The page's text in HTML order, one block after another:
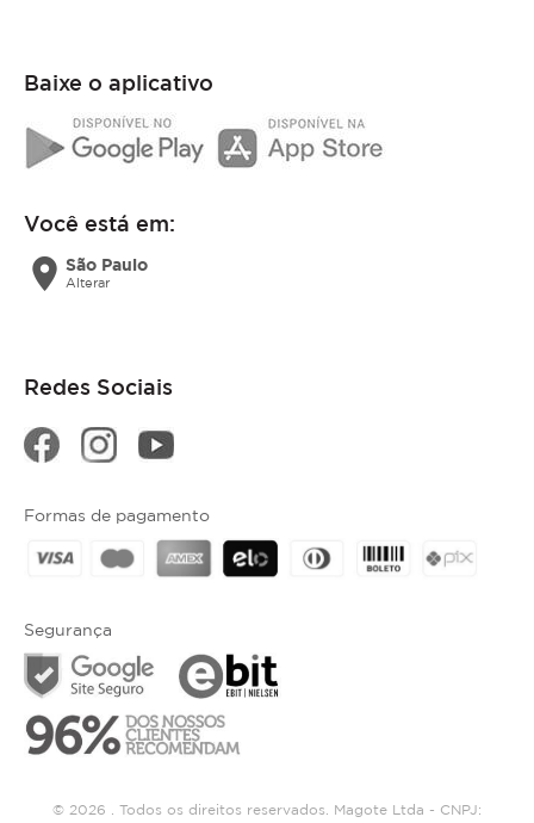
Baixe o aplicativo
Você está em:
location_on São Paulo
Alterar
Redes Sociais
Segurança
Formas de pagamento
© 2026 . Todos os direitos reservados. Magote Ltda - CNPJ: